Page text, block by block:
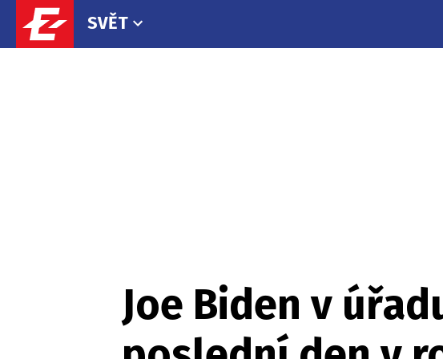
SVĚT
Joe Biden v